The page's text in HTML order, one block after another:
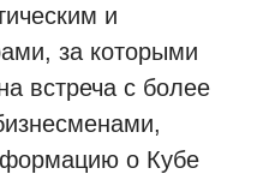
и
за которыми
встреча с более
о Кубе